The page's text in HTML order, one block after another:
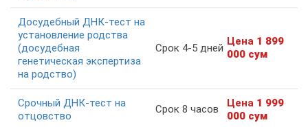
Досудебный ДНК-тест на
установление родства
(досудебная
генетическая экспертиза
на родство)
Срок 4-5 дней
Цена 1 899
000 сум
Срочный ДНК-тест на
отцовство
Срок 8 часов Цена 1 999
000 сум